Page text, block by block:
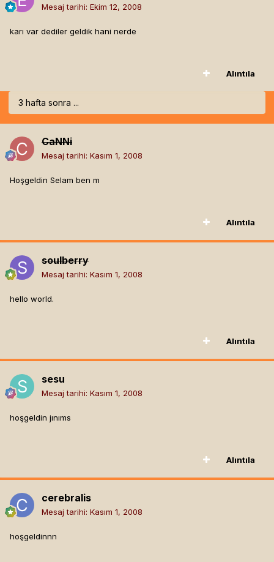
Mesaj tarihi: Ekim 12, 2008
karı var dediler geldik hani nerde
Alıntıla
3 hafta sonra ...
CaNNi
Mesaj tarihi: Kasım 1, 2008
Hoşgeldin Selam ben m
Alıntıla
soulberry
Mesaj tarihi: Kasım 1, 2008
hello world.
Alıntıla
sesu
Mesaj tarihi: Kasım 1, 2008
hoşgeldin jınıms
Alıntıla
cerebralis
Mesaj tarihi: Kasım 1, 2008
hoşgeldinnn